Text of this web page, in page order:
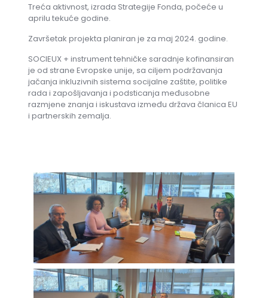
Treća aktivnost, izrada Strategije Fonda, počeće u
aprilu tekuće godine.
Završetak projekta planiran je za maj 2024. godine.
SOCIEUX + instrument tehničke saradnje kofinansiran
je od strane Evropske unije, sa ciljem podržavanja
jačanja inkluzivnih sistema socijalne zaštite, politike
rada i zapošljavanja i podsticanja međusobne
razmjene znanja i iskustava između država članica EU
i partnerskih zemalja.